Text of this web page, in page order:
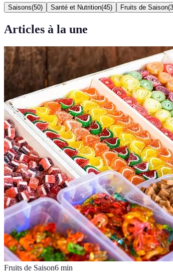
Saisons(50) Santé et Nutrition(45) Fruits de Saison(
Articles à la une
Fruits de Saison6 min